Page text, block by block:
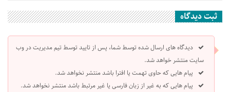
ثبت دیدگاه
دیدگاه های ارسال شده توسط شما، پس از تایید توسط تیم مدیریت در وب
سایت منتشر خواهد شد.
پیام هایی که حاوی تهمت یا افترا باشد منتشر نخواهد شد.
پیام هایی که به غیر از زبان فارسی یا غیر مرتبط باشد منتشر نخواهد شد.